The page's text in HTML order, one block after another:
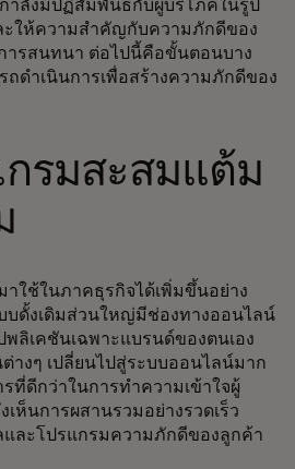
ำลังมีปฏิสัมพันธ์กับผู้บริโภคในรูป
ะให้ความสำคัญกับความภักดีของ
ารสนทนา ต่อไปนี้คือขั้นตอนบาง
ดำเนินการเพื่อสร้างความภักดีของ
กรมสะสมแต้ม
าใช้ในภาคธุรกิจได้เพิ่มขึ้นอย่าง
บดั้งเดิมส่วนใหญ่มีช่องทางออนไลน์
ลิเคชันเฉพาะแบรนด์ของตนเอง
ต่างๆ เปลี่ยนไปสู่ระบบออนไลน์มาก
ที่ดีกว่าในการทำความเข้าใจผู้
ห็นการผสานรวมอย่างรวดเร็ว
และโปรแกรมความภักดีของลูกค้า